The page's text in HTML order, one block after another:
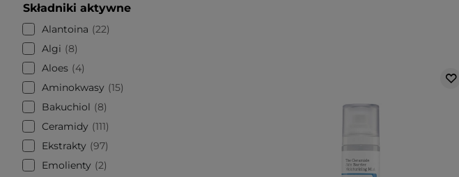
Składniki aktywne
Alantoina
22
Algi
8
Aloes
4
Aminokwasy
15
Bakuchiol
8
Ceramidy
111
Ekstrakty
97
Emolienty
2